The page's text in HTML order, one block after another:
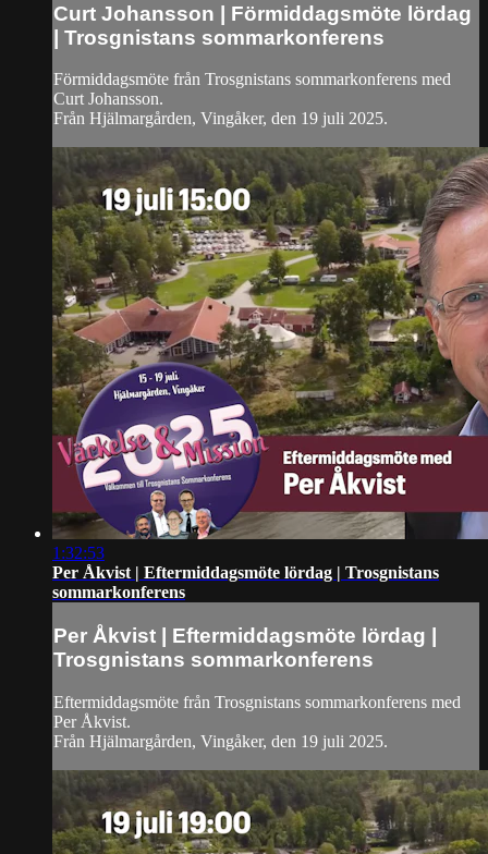
Curt Johansson | Förmiddagsmöte lördag
| Trosgnistans sommarkonferens
Förmiddagsmöte från Trosgnistans sommarkonferens med
Curt Johansson.
Från Hjälmargården, Vingåker, den 19 juli 2025.
1:32:53
Per Åkvist | Eftermiddagsmöte lördag | Trosgnistans
sommarkonferens
Per Åkvist | Eftermiddagsmöte lördag |
Trosgnistans sommarkonferens
Eftermiddagsmöte från Trosgnistans sommarkonferens med
Per Åkvist.
Från Hjälmargården, Vingåker, den 19 juli 2025.